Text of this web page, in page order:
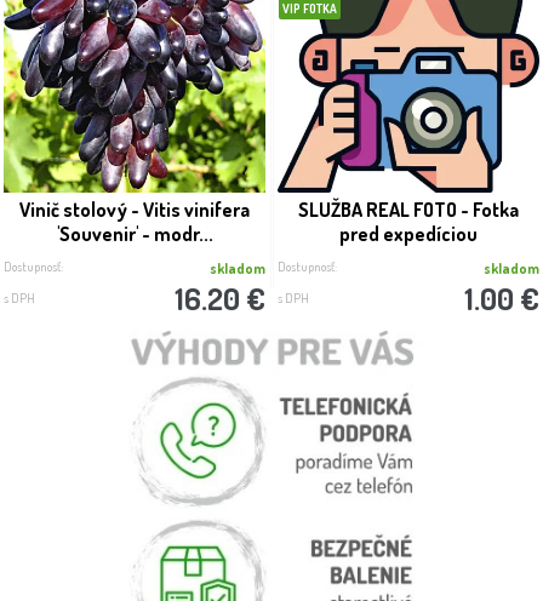
Vinič stolový - Vitis vinifera
'Souvenir' - modr...
Dostupnosť: skladom
s DPH 16.20 €
VIP FOTKA
SLUŽBA REAL FOTO - Fotka
pred expedíciou
Dostupnosť: skladom
s DPH 1.00 €